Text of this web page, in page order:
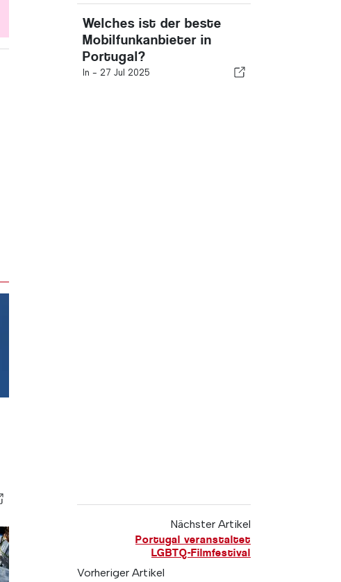
Welches ist der beste
Mobilfunkanbieter in
Portugal?
In - 27 Jul 2025
Nächster Artikel
Portugal veranstaltet
LGBTQ-Filmfestival
Vorheriger Artikel